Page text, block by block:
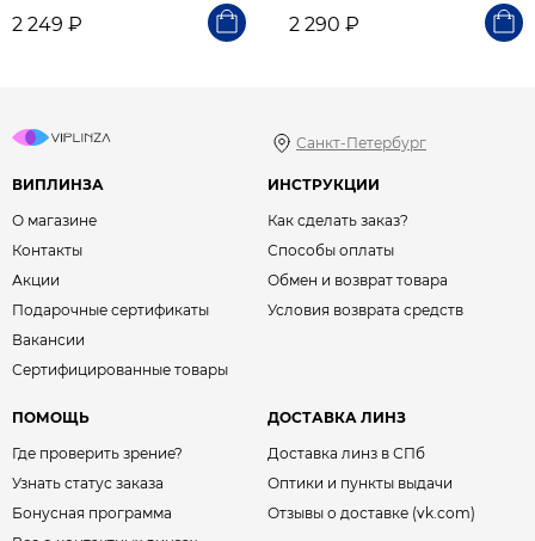
2 249 ₽
2 290 ₽
Санкт-Петербург
ВИПЛИНЗА
О магазине
Контакты
Акции
Подарочные сертификаты
Вакансии
Сертифицированные товары
ИНСТРУКЦИИ
Как сделать заказ?
Способы оплаты
Обмен и возврат товара
Условия возврата средств
ПОМОЩЬ
Где проверить зрение?
Узнать статус заказа
Бонусная программа
ДОСТАВКА ЛИНЗ
Доставка линз в СПб
Оптики и пункты выдачи
Отзывы о доставке (vk.com)